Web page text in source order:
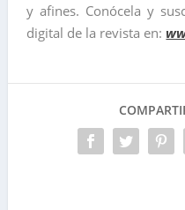
y afines. Conócela y
digital de la revista en: